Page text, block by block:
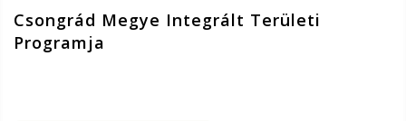
Csongrád Megye Integrált Területi
Programja